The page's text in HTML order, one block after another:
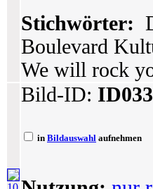
Stichwörter:
Boulevard
We will rock
Bild-ID:
in Bildauswahl aufnehmen